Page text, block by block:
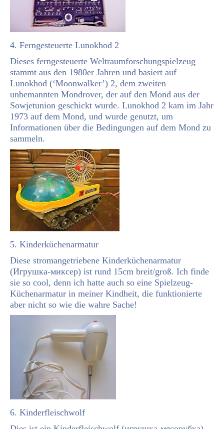
4. Ferngesteuerte Lunokhod 2
Dieses ferngesteuerte Weltraumforschungspielzeug
stammt aus den 1980er Jahren und basiert auf
Lunokhod (‘Moonwalker’) 2, dem zweiten
unbemannten Mondrover, der auf den Mond aus der
Sowjetunion geschickt wurde. Lunokhod 2 kam im Jahr
1973 auf dem Mond, und wurde genutzt, um
Informationen über die Bedingungen auf dem Mond zu
sammeln.
5. Kinderküchenarmatur
Diese stromangetriebene Kinderküchenarmatur
(Игрушка-миксер) ist rund 15cm breit/groß. Ich finde
sie so cool, denn ich hatte auch so eine Spielzeug-
Küchenarmatur in meiner Kindheit, die funktionierte
aber nicht so wie die wahre Sache!
6. Kinderfleischwolf